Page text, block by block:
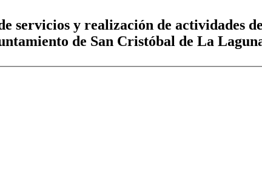
servicios y realización de actividades
de San Cristóbal de La